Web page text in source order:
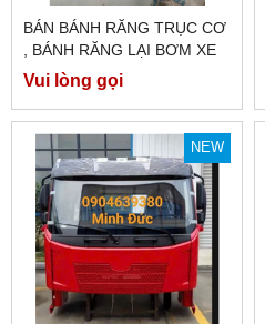
BÁN BÁNH RĂNG TRỤC CƠ
, BÁNH RĂNG LẠI BƠM XE
FAW J5 2014 MÁY XANH
Vui lòng gọi
NEW